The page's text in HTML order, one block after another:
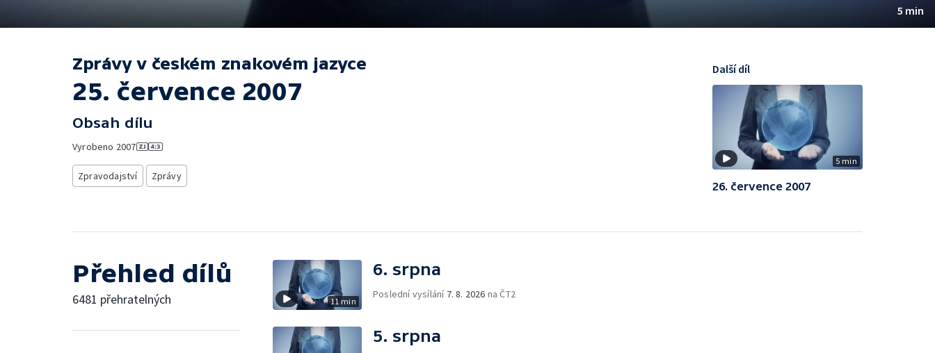
5 min
Zprávy v českém znakovém jazyce
25. července 2007
Obsah dílu
Vyrobeno 2007
Zpravodajství Zprávy
5 min
Další díl
26. července 2007
Přehled dílů
6481 přehratelných 11 min
6. srpna
Poslední vysílání 7. 8. 2026 na ČT2
5. srpna